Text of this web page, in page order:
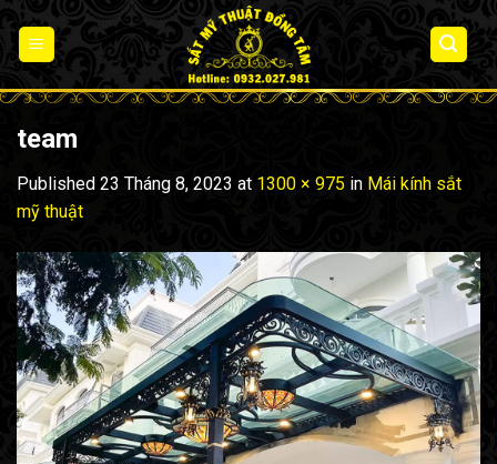
Skip
content
team
Published 23 Tháng 8, 2023 at 1300 × 975 in Mái kính sắt
mỹ thuật